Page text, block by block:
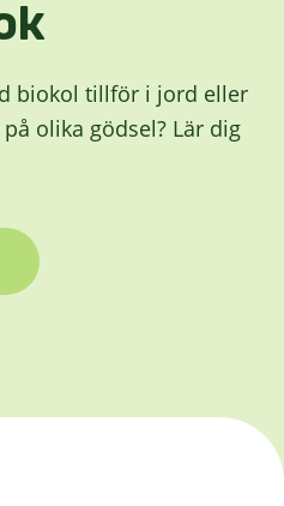
biokol tillför i jord eller
olika gödsel? Lär dig